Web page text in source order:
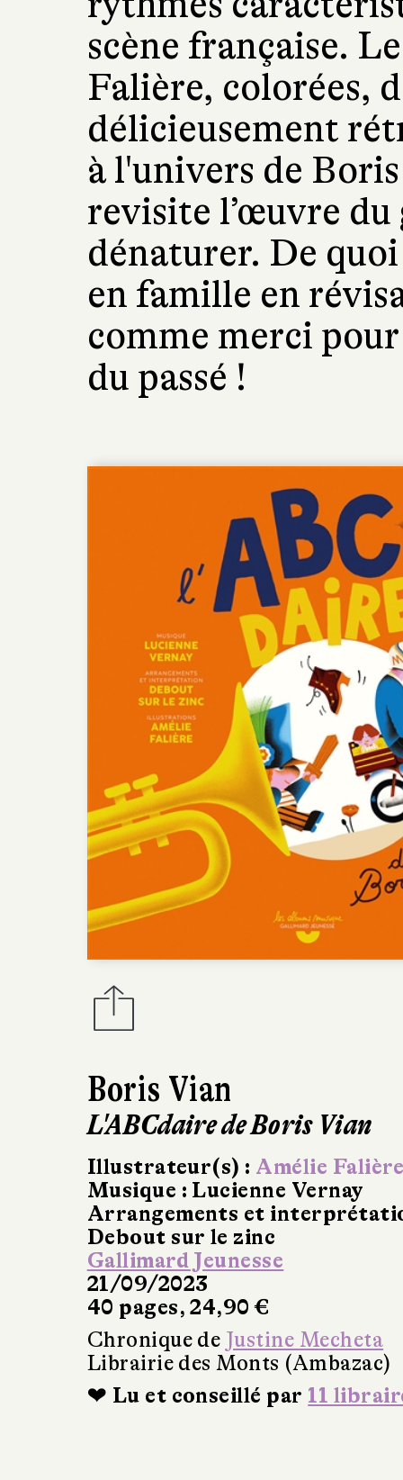
Boris Vian
L'ABCdaire de Boris Vian
Illustrateur(s) : Amélie
Musique : Lucienne Vernay
Arrangements et
Debout sur le zinc
Gallimard Jeunesse
21/09/2023
40 pages, 24,90 €
Chronique de Justine Mecheta
Librairie des Monts (Ambazac)
❤ Lu et conseillé par 11
scène française.
Falière, colorées,
délicieusement
à l'univers de
revisite l’œuvre du
dénaturer. De
en famille en
comme merci
du passé !